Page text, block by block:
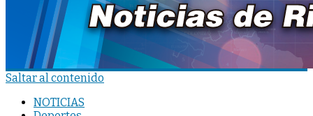
Saltar al contenido
NOTICIAS